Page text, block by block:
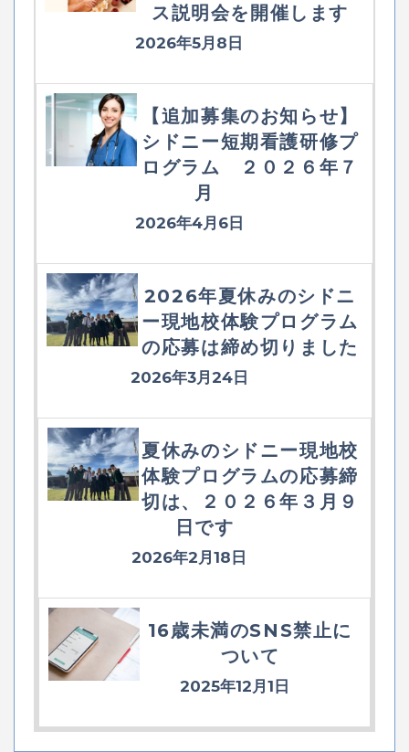
ス説明会を開催します
2026年5月8日
【追加募集のお知らせ】
シドニー短期看護研修プ
ログラム ２０２６年７
月
2026年4月6日
2026年夏休みのシドニ
ー現地校体験プログラム
の応募は締め切りました
2026年3月24日
夏休みのシドニー現地校
体験プログラムの応募締
切は、２０２６年３月９
日です
2026年2月18日
16歳未満のSNS禁止に
ついて
2025年12月1日